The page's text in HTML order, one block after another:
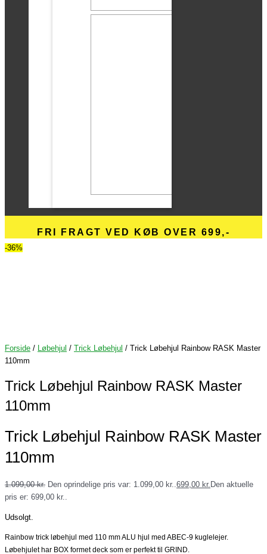
FRI FRAGT VED KØB OVER 699,-
-36%
Forside / Løbehjul / Trick Løbehjul / Trick Løbehjul Rainbow RASK Master
110mm
Trick Løbehjul Rainbow RASK Master
110mm
Trick Løbehjul Rainbow RASK Master
110mm
1.099,00kr. Den oprindelige pris var: 1.099,00 kr..699,00 kr. Den aktuelle
pris er: 699,00 kr..
Udsolgt.
Rainbow trick løbehjul med 110 mm ALU hjul med ABEC-9 kuglelejer.
Løbehjulet har BOX formet deck som er perfekt til GRIND.